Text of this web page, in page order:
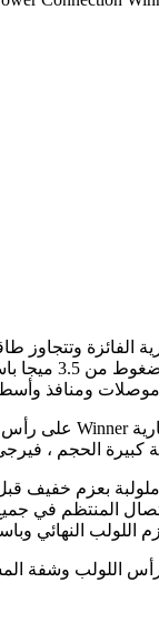
بعزم خفيف قبل
المنتظم في
عزم اللولب
اللولب وشفة